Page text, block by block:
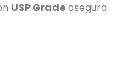
USP Gradeasegura: